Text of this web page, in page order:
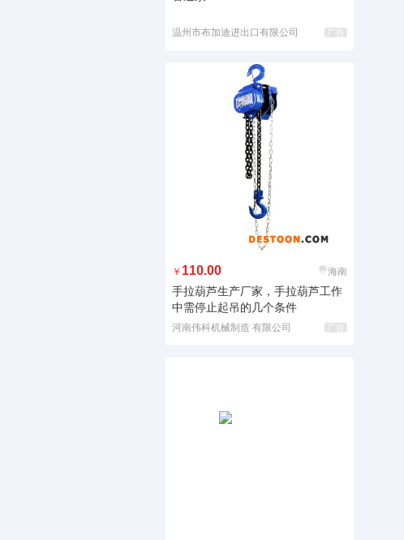
温州市布加迪进出口有限公司 广告
￥ 110.00 海南
手拉葫芦生产厂家，手拉葫芦工作
中需停止起吊的几个条件
河南伟科机械制造 有限公司 广告